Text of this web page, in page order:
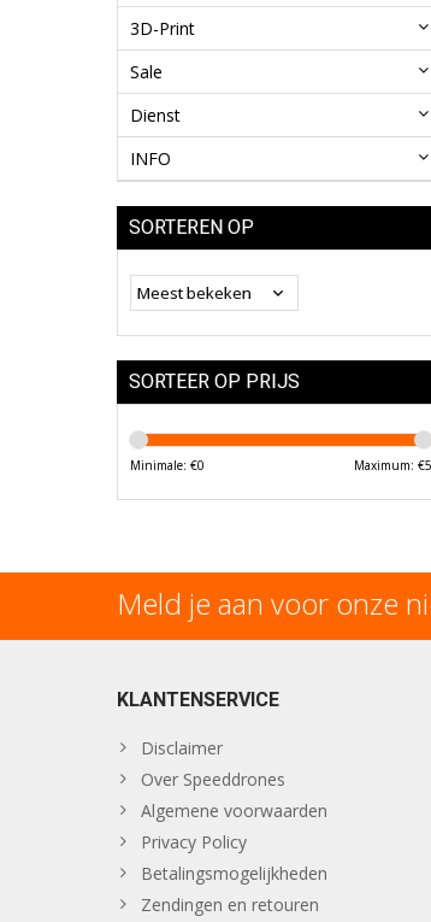
3D-Print
Sale
Dienst
INFO
SORTEREN OP
SORTEER OP PRIJS
Minimale: €0 Maximum: €5
Meld je aan voor onze
KLANTENSERVICE
Disclaimer
Over Speeddrones
Algemene voorwaarden
Privacy Policy
Betalingsmogelijkheden
Zendingen en retouren